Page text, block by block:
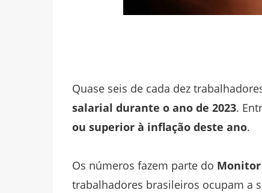
Quase seis de cada dez
salarial durante o ano de 2023.
ou superior à inflação deste ano.
Os números fazem parte do Monitor
trabalhadores brasileiros ocupam a